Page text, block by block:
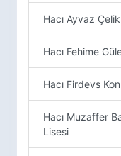
Hacı Ayvaz
Hacı Fehime
Hacı Firdevs
Hacı Muzaffer
Lisesi